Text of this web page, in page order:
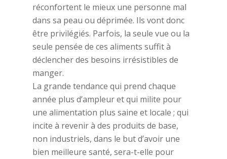
réconfortent le mieux une personne mal
dans sa peau ou déprimée. Ils vont donc
être privilégiés. Parfois, la seule vue ou la
seule pensée de ces aliments suffit à
déclencher des besoins irrésistibles de
manger.
La grande tendance qui prend chaque
année plus d’ampleur et qui milite pour
une alimentation plus saine et locale ; qui
incite à revenir à des produits de base,
non industriels, dans le but d’avoir une
bien meilleure santé, sera-t-elle pour